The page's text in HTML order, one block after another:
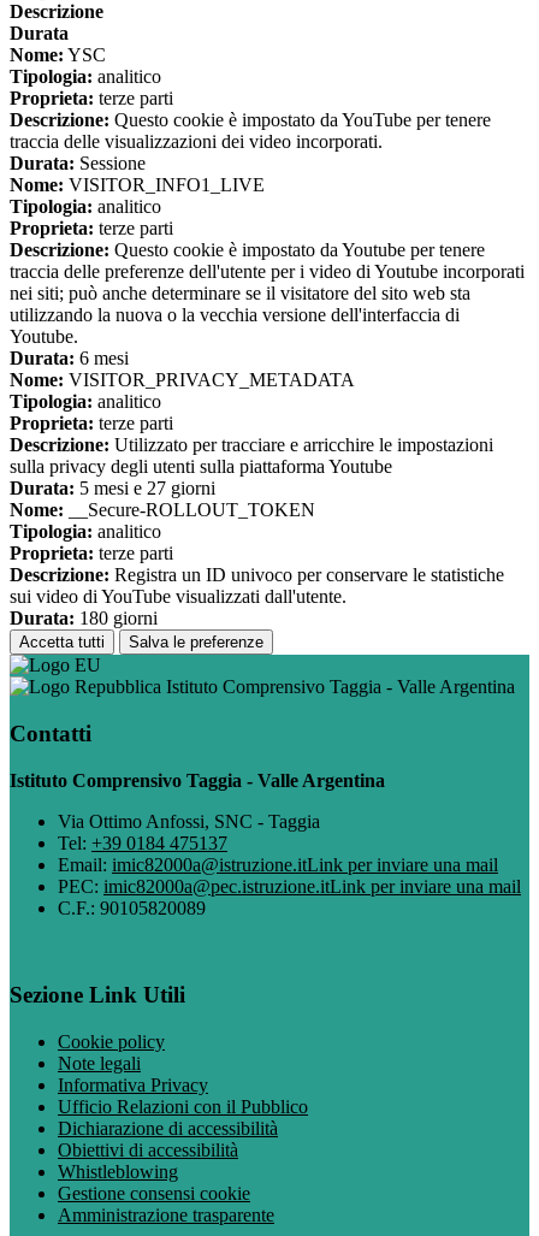
Descrizione
Durata
Nome: YSC
Tipologia: analitico
Proprieta: terze parti
Descrizione: Questo cookie è impostato da YouTube per tenere
traccia delle visualizzazioni dei video incorporati.
Durata: Sessione
Nome: VISITOR_INFO1_LIVE
Tipologia: analitico
Proprieta: terze parti
Descrizione: Questo cookie è impostato da Youtube per tenere
traccia delle preferenze dell'utente per i video di Youtube incorporati
nei siti; può anche determinare se il visitatore del sito web sta
utilizzando la nuova o la vecchia versione dell'interfaccia di
Youtube.
Durata: 6 mesi
Nome: VISITOR_PRIVACY_METADATA
Tipologia: analitico
Proprieta: terze parti
Descrizione: Utilizzato per tracciare e arricchire le impostazioni
sulla privacy degli utenti sulla piattaforma Youtube
Durata: 5 mesi e 27 giorni
Nome: __Secure-ROLLOUT_TOKEN
Tipologia: analitico
Proprieta: terze parti
Descrizione: Registra un ID univoco per conservare le statistiche
sui video di YouTube visualizzati dall'utente.
Durata: 180 giorni
Accetta tutti Salva le preferenze
Istituto Comprensivo Taggia - Valle Argentina
Contatti
Istituto Comprensivo Taggia - Valle Argentina
Via Ottimo Anfossi, SNC - Taggia
Tel: +39 0184 475137
Email: imic82000a@istruzione.itLink per inviare una mail
PEC: imic82000a@pec.istruzione.itLink per inviare una mail
C.F.: 90105820089
Sezione Link Utili
Cookie policy
Note legali
Informativa Privacy
Ufficio Relazioni con il Pubblico
Dichiarazione di accessibilità
Obiettivi di accessibilità
Whistleblowing
Gestione consensi cookie
Amministrazione trasparente